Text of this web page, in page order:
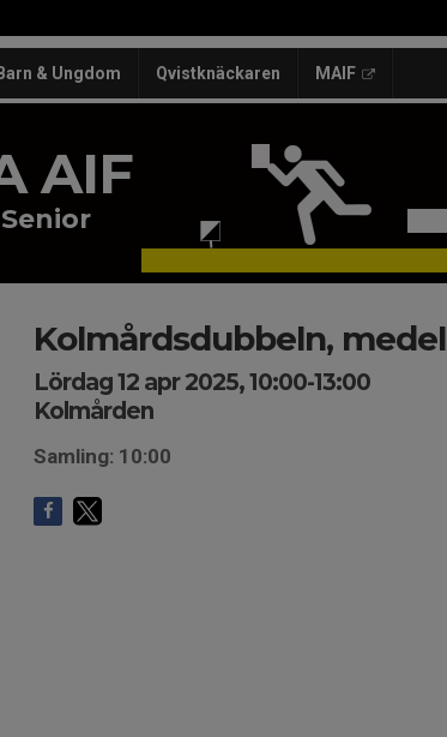
Barn & Ungdom Qvistknäckaren MAIF
AIF
Senior
Kolmårdsdubbeln, medel
Lördag 12 apr 2025, 10:00-13:00
Kolmården
Samling: 10:00